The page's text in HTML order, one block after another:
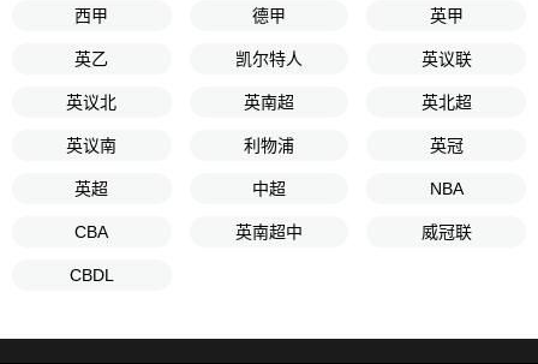
西甲 德甲 英甲
英乙 凯尔特人 英议联
英议北 英南超 英北超
英议南 利物浦 英冠
英超 中超 NBA
CBA 英南超中 威冠联
CBDL